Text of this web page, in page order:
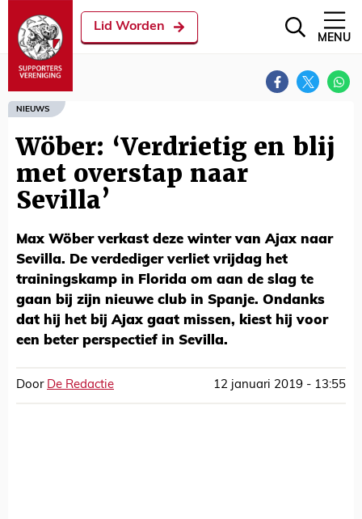
Lid Worden
MENU
NIEUWS
Wöber: ‘Verdrietig en blij
met overstap naar
Sevilla’
Max Wöber verkast deze winter van Ajax naar
Sevilla. De verdediger verliet vrijdag het
trainingskamp in Florida om aan de slag te
gaan bij zijn nieuwe club in Spanje. Ondanks
dat hij het bij Ajax gaat missen, kiest hij voor
een beter perspectief in Sevilla.
Door De Redactie 12 januari 2019 - 13:55